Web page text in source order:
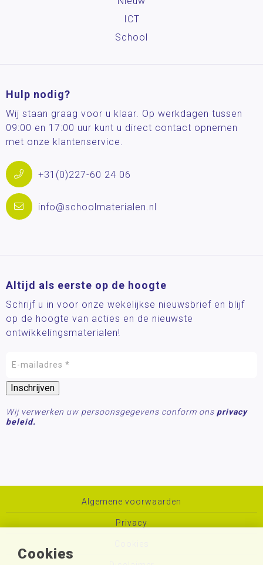
Cookies
ICT
School
Hulp nodig?
Wij staan graag voor u klaar. Op werkdagen tussen
09:00 en 17:00 uur kunt u direct contact opnemen
met onze klantenservice.
+31(0)227-60 24 06
info@schoolmaterialen.nl
Altijd als eerste op de hoogte
Schrijf u in voor onze wekelijkse nieuwsbrief en blijf
op de hoogte van acties en de nieuwste
ontwikkelingsmaterialen!
Wij verwerken uw persoonsgegevens conform ons privacy
beleid.
Algemene voorwaarden
Privacy